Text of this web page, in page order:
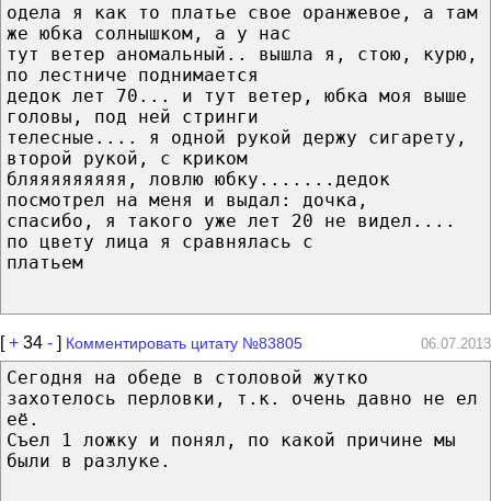
одела я как то платье свое оранжевое, а там
же юбка солнышком, а у нас
тут ветер аномальный.. вышла я, стою, курю,
по лестниче поднимается
дедок лет 70... и тут ветер, юбка моя выше
головы, под ней стринги
телесные.... я одной рукой держу сигарету,
второй рукой, с криком
бляяяяяяяяя, ловлю юбку.......дедок
посмотрел на меня и выдал: дочка,
спасибо, я такого уже лет 20 не видел....
по цвету лица я сравнялась с
платьем
[+ 34 - ] Комментировать цитату №83805 06.07.2013
Сегодня на обеде в столовой жутко
захотелось перловки, т.к. очень давно не ел
её.
Съел 1 ложку и понял, по какой причине мы
были в разлуке.